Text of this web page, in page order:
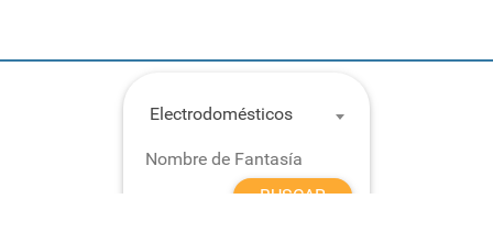
Electrodomésticos
BUSCAR